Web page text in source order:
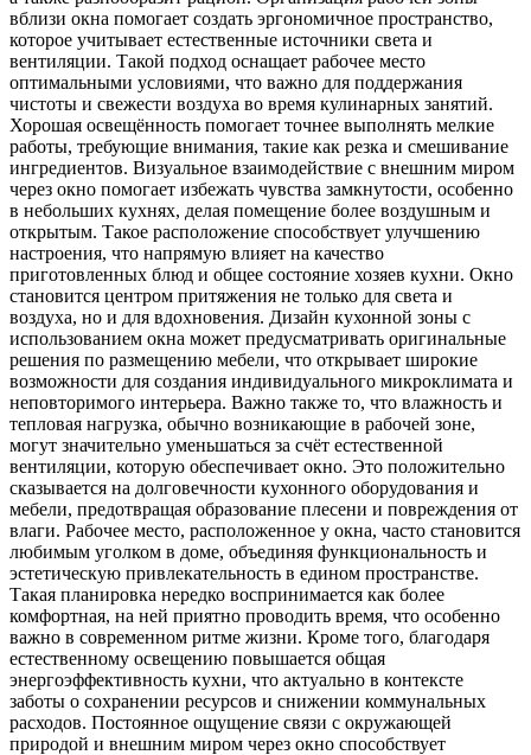
вблизи окна помогает создать эргономичное пространство,
которое учитывает естественные источники света и
вентиляции. Такой подход оснащает рабочее место
оптимальными условиями, что важно для поддержания
чистоты и свежести воздуха во время кулинарных занятий.
Хорошая освещённость помогает точнее выполнять мелкие
работы, требующие внимания, такие как резка и смешивание
ингредиентов. Визуальное взаимодействие с внешним миром
через окно помогает избежать чувства замкнутости, особенно
в небольших кухнях, делая помещение более воздушным и
открытым. Такое расположение способствует улучшению
настроения, что напрямую влияет на качество
приготовленных блюд и общее состояние хозяев кухни. Окно
становится центром притяжения не только для света и
воздуха, но и для вдохновения. Дизайн кухонной зоны с
использованием окна может предусматривать оригинальные
решения по размещению мебели, что открывает широкие
возможности для создания индивидуального микроклимата и
неповторимого интерьера. Важно также то, что влажность и
тепловая нагрузка, обычно возникающие в рабочей зоне,
могут значительно уменьшаться за счёт естественной
вентиляции, которую обеспечивает окно. Это положительно
сказывается на долговечности кухонного оборудования и
мебели, предотвращая образование плесени и повреждения от
влаги. Рабочее место, расположенное у окна, часто становится
любимым уголком в доме, объединяя функциональность и
эстетическую привлекательность в едином пространстве.
Такая планировка нередко воспринимается как более
комфортная, на ней приятно проводить время, что особенно
важно в современном ритме жизни. Кроме того, благодаря
естественному освещению повышается общая
энергоэффективность кухни, что актуально в контексте
заботы о сохранении ресурсов и снижении коммунальных
расходов. Постоянное ощущение связи с окружающей
природой и внешним миром через окно способствует